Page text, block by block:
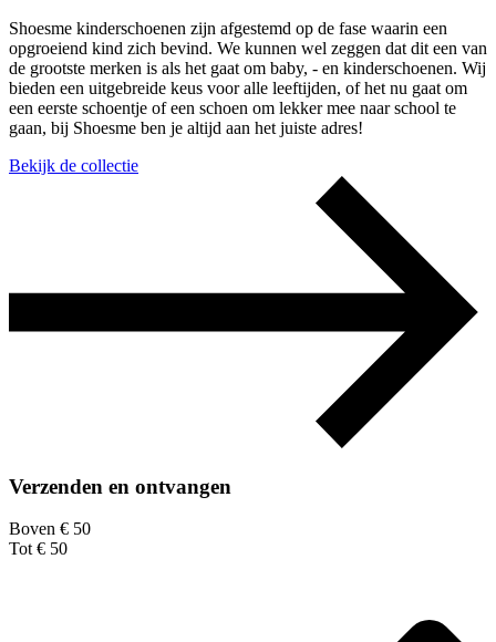
Shoesme kinderschoenen zijn afgestemd op de fase waarin een
opgroeiend kind zich bevind. We kunnen wel zeggen dat dit een van
de grootste merken is als het gaat om baby, - en kinderschoenen. Wij
bieden een uitgebreide keus voor alle leeftijden, of het nu gaat om
een eerste schoentje of een schoen om lekker mee naar school te
gaan, bij Shoesme ben je altijd aan het juiste adres!
Bekijk de collectie
Verzenden en ontvangen
Boven € 50
Tot € 50